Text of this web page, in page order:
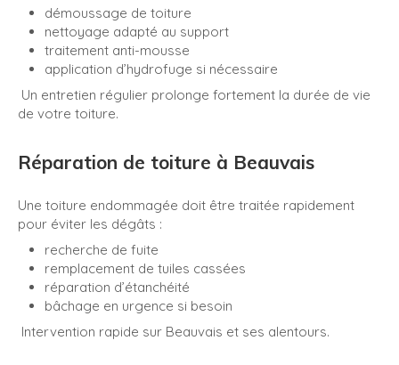
démoussage de toiture
nettoyage adapté au support
traitement anti-mousse
application d’hydrofuge si nécessaire
Un entretien régulier prolonge fortement la durée de vie
de votre toiture.
Réparation de toiture à Beauvais
Une toiture endommagée doit être traitée rapidement
pour éviter les dégâts :
recherche de fuite
remplacement de tuiles cassées
réparation d’étanchéité
bâchage en urgence si besoin
Intervention rapide sur Beauvais et ses alentours.